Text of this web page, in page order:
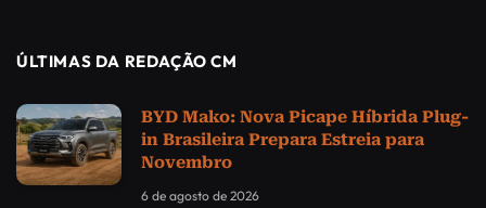
ÚLTIMAS DA REDAÇÃO CM
BYD Mako: Nova Picape Híbrida Plug-
in Brasileira Prepara Estreia para
Novembro
6 de agosto de 2026